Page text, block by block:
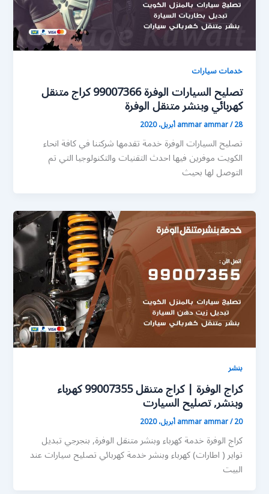
خدمات سيارات
تصليح السيارات الوفرة 99007366 كراج متنقل
كهربائي وبنشر متنقل الوفرة
ammar ammar/28 أبريل، 2020
تصليح السيارات الوفرة خدمة تقدمها شركتنا في كافة انحاء
الكويت موفرين فيها احدث التقنيات والتكنولوجيا التي تم
التوصل لها بحيث
بنشر
كراج الوفرة | كراج متنقل 99007355 كهرباء
وبنشر, تصليح السيارت
ammar ammar/20 أبريل، 2020
كراج الوفرة خدمة كهرباء وبنشر متنقل الوفرة, بنجرجي تبديل
تواير ( اطارات) كهرباء وبنشر خدمة كهربائي تصليح سيارات عند
البيت